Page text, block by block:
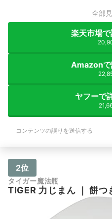
全部
楽天市場
Amazonで
ヤフーで
コンテンツの誤りを送信する
2位
タイガー魔法瓶
TIGER 力じまん ｜餅つ